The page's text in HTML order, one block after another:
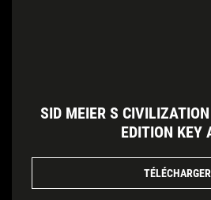
SID MEIER S
EDITION KEY
TÉLÉCHARGER